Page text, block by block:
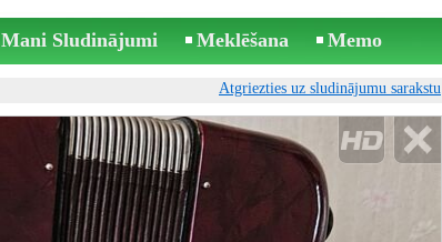
Mani Sludinājumi Meklēšana Memo
Atgriezties uz sludinājumu sarakstu